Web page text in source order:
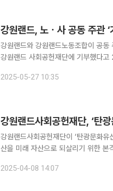
강원랜드, 노ㆍ사 공동 주관
강원랜드와 강원랜드노동조합이 공동
강원랜드 사회공헌재단에 기부했다고 27일 밝혔다. 이날 전달식에는
금을 전달했다. 지난 17일
2025-05-27 10:35
강원랜드사회공헌재단, ‘탄
강원랜드사회공헌재단이 ‘탄광문화
산을 미래 자산으로 되살리기 위한 본격적인 행
2025-04-08 14:07